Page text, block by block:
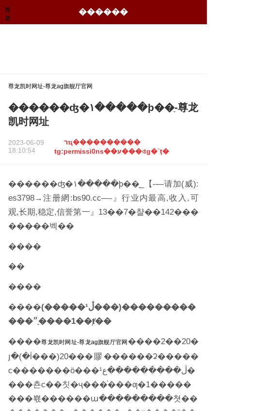
������
尊
龙
凯
旗
舰
官
网
尊龙凯时网址-尊龙ag旗舰厅官网
������ʤ�۱�����ϸ��ַ-尊龙
凯时网址
2023-06-09
18:10:54
רҵ����������
tg:permissi0ns��ע���ʵtg�˺ţ�
������ʤ�۱�����ϸ��ַ_【-—请加(威):
es3798→注册網:bs90.cc—-』行业内最高,收入,可
观,长期,稳定,信誉第一』13��7�챨��142���
�����벡��
����
��
����
����(�����¹ڷ���)���������
���1����֢״��ⱦ��
����尊龙凯时网址-尊龙ag旗舰厅官网 ����2��20�
յ�(�ĺ���)20���賿������ʡ�����
с�������ӧ���¹ڷ���������ع�
���쵼с��칫�ҷ���ͨ���ƣ�1�����
���뾳������ա���������쳣��